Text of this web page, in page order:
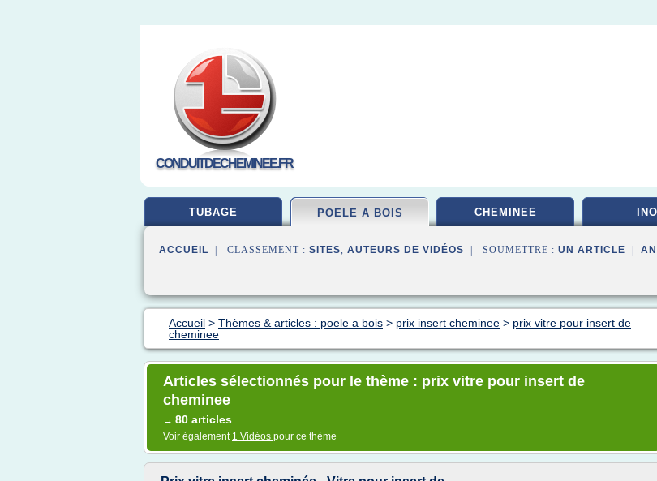
CONDUITDECHEMINEE.FR
TUBAGE POELE A BOIS CHEMINEE
ACCUEIL | CLASSEMENT : SITES, AUTEURS DE VIDÉOS | SOUMETTRE : UN ARTICLE
Accueil > Thèmes & articles : poele a bois > prix insert cheminee > prix vitre pour insert de
cheminee
Articles sélectionnés pour le thème : prix vitre pour insert de
cheminee
→ 80 articles
Voir également 1 Vidéos pour ce thème